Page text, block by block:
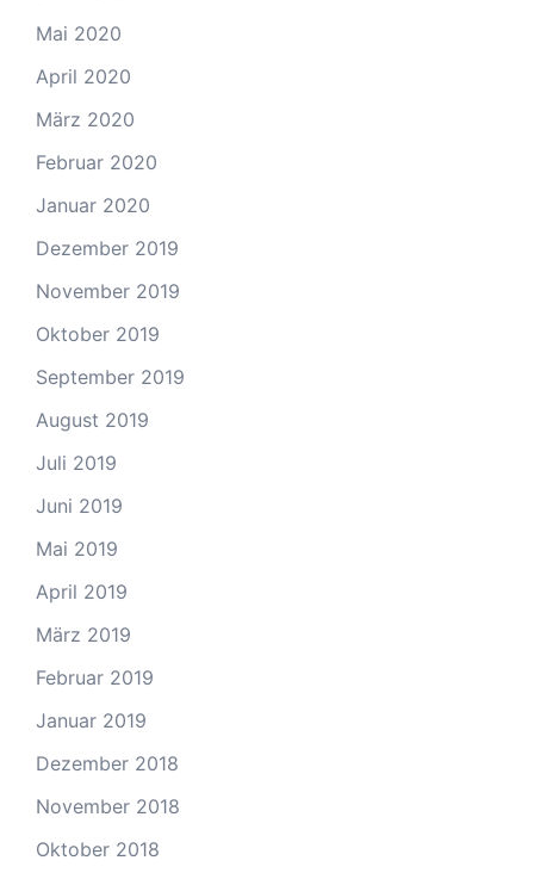
Mai 2020
April 2020
März 2020
Februar 2020
Januar 2020
Dezember 2019
November 2019
Oktober 2019
September 2019
August 2019
Juli 2019
Juni 2019
Mai 2019
April 2019
März 2019
Februar 2019
Januar 2019
Dezember 2018
November 2018
Oktober 2018